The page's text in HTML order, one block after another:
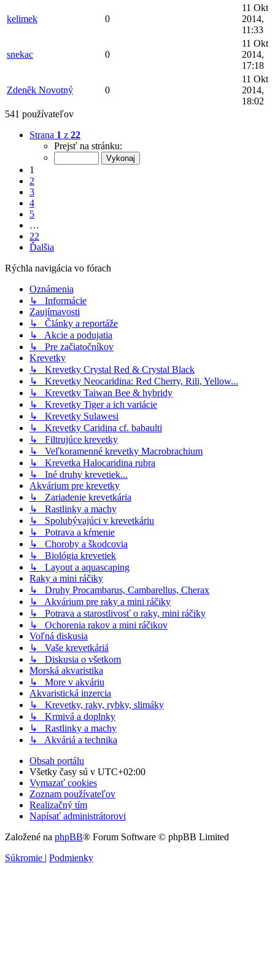
kelimek 0
11 Okt
2014,
11:33
snekac 0
11 Okt
2014,
17:18
Zdeněk Novotný 0
11 Okt
2014,
18:02
541 používateľov
Strana 1 z 22
Prejsť na stránku:
1
2
3
4
5
…
22
Ďalšia
Rýchla navigácia vo fórach
Oznámenia
↳ Informácie
Zaujímavosti
↳ Články a reportáže
↳ Akcie a podujatia
↳ Pre začiatočníkov
Krevetky
↳ Krevetky Crystal Red & Crystal Black
↳ Krevetky Neocaridina: Red Cherry, Rili, Yellow...
↳ Krevetky Taiwan Bee & hybridy
↳ Krevetky Tiger a ich variácie
↳ Krevetky Sulawesi
↳ Krevetky Caridina cf. babaulti
↳ Filtrujúce krevetky
↳ Veľkoramenné krevetky Macrobrachium
↳ Krevetka Halocaridina rubra
↳ Iné druhy krevetiek...
Akvárium pre krevetky
↳ Zariadenie krevetkária
↳ Rastlinky a machy
↳ Spolubývajúci v krevetkáriu
↳ Potrava a kŕmenie
↳ Choroby a škodcovia
↳ Biológia krevetiek
↳ Layout a aquascaping
Raky a mini ráčiky
↳ Druhy Procambarus, Cambarellus, Cherax
↳ Akvárium pre raky a mini ráčiky
↳ Potrava a starostlivosť o raky, mini ráčiky
↳ Ochorenia rakov a mini ráčikov
Voľná diskusia
↳ Vaše krevetkáriá
↳ Diskusia o všetkom
Morská akvaristika
↳ More v akváriu
Akvaristická inzercia
↳ Krevetky, raky, rybky, slimáky
↳ Krmivá a doplnky
↳ Rastlinky a machy
↳ Akváriá a technika
Obsah portálu
Všetky časy sú v UTC+02:00
Vymazať cookies
Zoznam používateľov
Realizačný tím
Napísať administrátorovi
Založené na phpBB® Forum Software © phpBB Limited
Súkromie | Podmienky